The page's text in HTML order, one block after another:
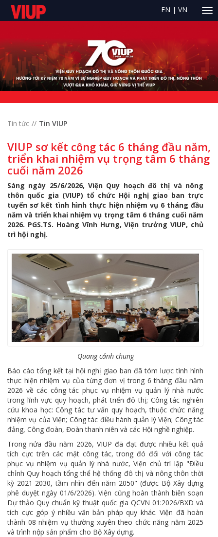
EN | VN
Tin tức Tin VIUP
VIUP sơ kết công tác 6 tháng đầu năm,
triển khai nhiệm vụ trọng tâm 6 tháng
cuối năm 2026
Sáng ngày 25/6/2026, Viện Quy hoạch đô thị và nông
thôn quốc gia (VIUP) tổ chức Hội nghị giao ban trực
tuyến sơ kết tình hình thực hiện nhiệm vụ 6 tháng đầu
năm và triển khai nhiệm vụ trọng tâm 6 tháng cuối năm
2026. PGS.TS. Hoàng Vĩnh Hưng, Viện trưởng VIUP, chủ
trì hội nghị.
Quang cảnh chung
Báo cáo tổng kết tại hội nghị giao ban đã tóm lược tình hình
thực hiện nhiệm vụ của từng đơn vị trong 6 tháng đầu năm
2026 về các công tác phục vụ nhiệm vụ quản lý nhà nước
trong lĩnh vực quy hoạch, phát triển đô thị; Công tác nghiên
cứu khoa học: Công tác tư vấn quy hoạch, thuộc chức năng
nhiệm vụ của Viện; Công tác điều hành quản lý Viện; Công tác
đảng, Công đoàn, Đoàn thanh niên và các Hội nghề nghiệp.
Trong nửa đầu năm 2026, VIUP đã đạt được nhiều kết quả
tích cực trên các mặt công tác, trong đó đối với công tác
phục vụ nhiệm vụ quản lý nhà nước, Viện chủ trì lập "Điều
chỉnh Quy hoạch tổng thể hệ thống đô thị và nông thôn thời
kỳ 2021-2030, tầm nhìn đến năm 2050" (được Bộ Xây dựng
phê duyệt ngày 01/6/2026). Viện cũng hoàn thành biên soạn
Dự thảo Quy chuẩn kỹ thuật quốc gia QCVN 01:2026/BXD và
tích cực góp ý nhiều văn bản pháp quy khác. Viện đã hoàn
thành 08 nhiệm vụ thường xuyên theo chức năng năm 2025
và trình nộp sản phẩm cho Bộ Xây dựng.